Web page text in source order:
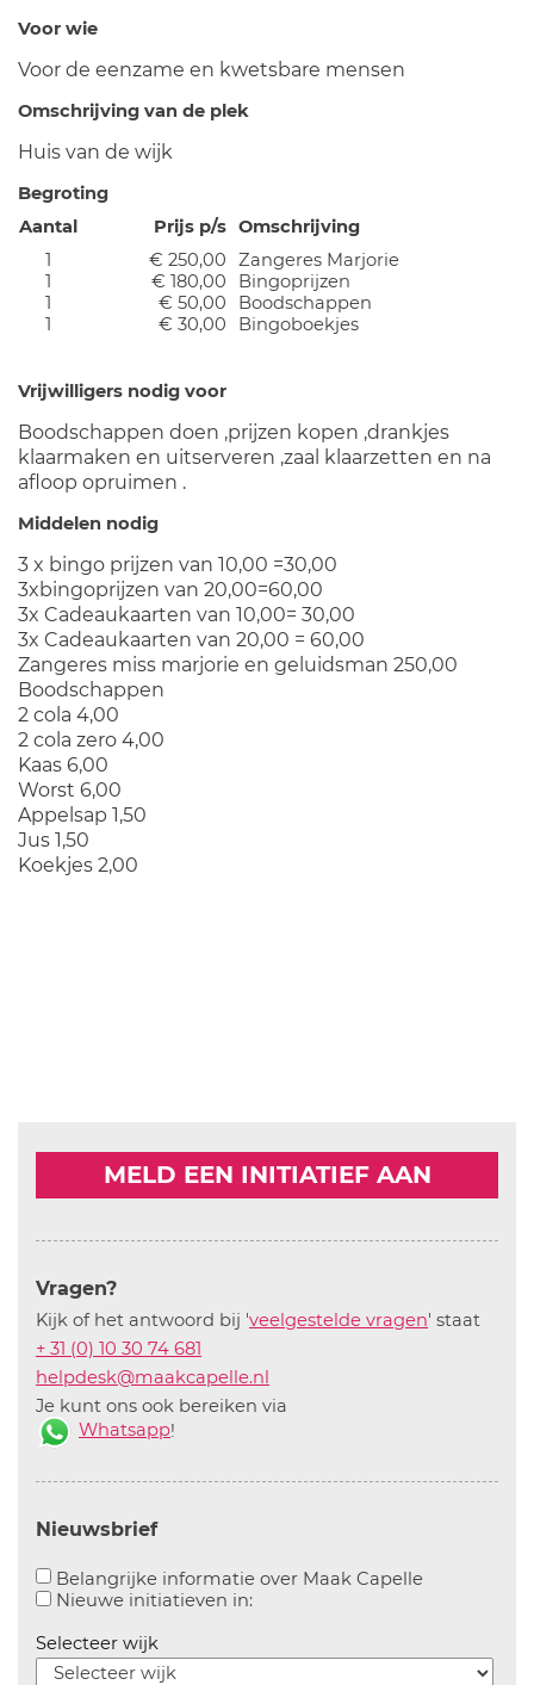
Voor wie
Voor de eenzame en kwetsbare mensen
Omschrijving van de plek
Huis van de wijk
Begroting
Aantal
Prijs p/s Omschrijving
1
€ 250,00
Zangeres Marjorie
1
€ 180,00
Bingoprijzen
1
€ 50,00
Boodschappen
1
€ 30,00 Bingoboekjes
Vrijwilligers nodig voor
Boodschappen doen ,prijzen kopen ,drankjes
klaarmaken en uitserveren ,zaal klaarzetten en na
afloop opruimen .
Middelen nodig
3 x bingo prijzen van 10,00 =30,00
3xbingoprijzen van 20,00=60,00
3x Cadeaukaarten van 10,00= 30,00
3x Cadeaukaarten van 20,00 = 60,00
Zangeres miss marjorie en geluidsman 250,00
Boodschappen
2 cola 4,00
2 cola zero 4,00
Kaas 6,00
Worst 6,00
Appelsap 1,50
Jus 1,50
Koekjes 2,00
MELD EEN INITIATIEF AAN
Vragen?
Kijk of het antwoord bij 'veelgestelde vragen' staat
+ 31 (0) 10 30 74 681
helpdesk@maakcapelle.nl
Je kunt ons ook bereiken via
Whatsapp!
Nieuwsbrief
Belangrijke informatie over Maak CapelleAanvinken
Nieuwe initiatieven in:Aanvinken om informatie over
Selecteer wijk